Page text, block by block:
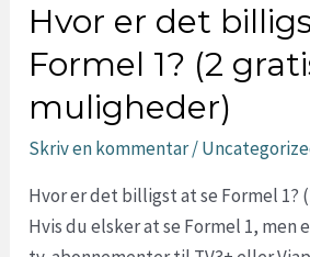
ulovligt?
(4
svar
du
ikke
undvære)
Hvor er det
Formel 1? (2
muligheder)
Skriv en kommentar/
Hvor er det billigst at se Formel 1?
Hvis du elsker at se Formel 1,